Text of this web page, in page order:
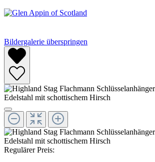
Bildergalerie überspringen
Regulärer Preis: